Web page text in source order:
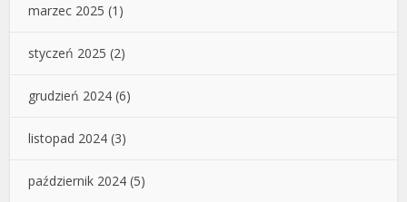
marzec 2025 (1)
styczeń 2025 (2)
grudzień 2024 (6)
listopad 2024 (3)
październik 2024 (5)